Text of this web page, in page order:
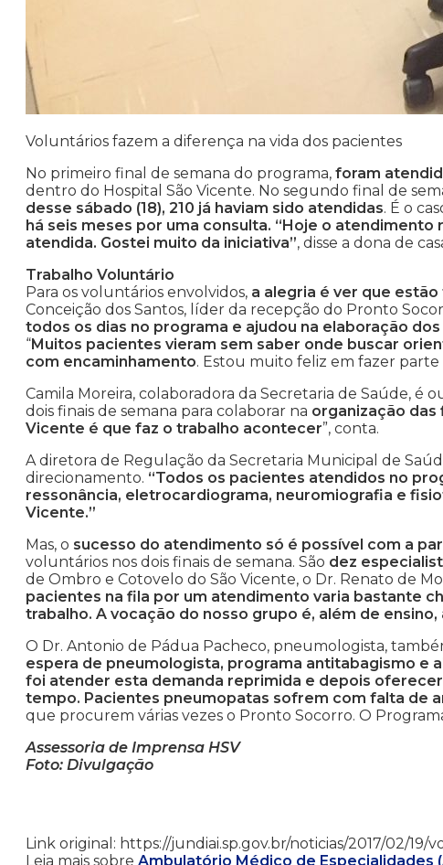
Voluntários fazem a diferença na vida dos pacientes
No primeiro final de semana do programa, foram
dentro do Hospital São Vicente. No segundo final de
desse sábado (18), 210 já haviam sido atendidas. É o
há seis meses por uma consulta. “Hoje o
atendida. Gostei muito da iniciativa”, disse a dona de
Trabalho Voluntário
Para os voluntários envolvidos, a alegria é ver que
Conceição dos Santos, líder da recepção do Pronto
todos os dias no programa e ajudou na elaboração
“Muitos pacientes vieram sem saber onde buscar
com encaminhamento. Estou muito feliz em fazer
Camila Moreira, colaboradora da Secretaria de Saúde, é
dois finais de semana para colaborar na organização das
Vicente é que faz o trabalho acontecer”, conta.
A diretora de Regulação da Secretaria Municipal de
direcionamento. “Todos os pacientes atendidos no
ressonância, eletrocardiograma, neuromiografia e
Vicente.”
Mas, o sucesso do atendimento só é possível com a
voluntários nos dois finais de semana. São dez
de Ombro e Cotovelo do São Vicente, o Dr. Renato de
pacientes na fila por um atendimento varia bastante
trabalho. A vocação do nosso grupo é, além de ensino,
O Dr. Antonio de Pádua Pacheco, pneumologista,
espera de pneumologista, programa antitabagismo e
foi atender esta demanda reprimida e depois
tempo. Pacientes pneumopatas sofrem com falta de
que procurem várias vezes o Pronto Socorro. O
Assessoria de Imprensa HSV
Foto: Divulgação
Link original: https://jundiai.sp.gov.br/noticias/2017/02/
Leia mais sobre Ambulatório Médico de Especialidades